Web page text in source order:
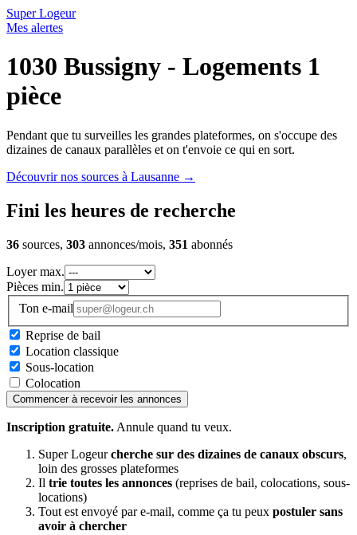
Super Logeur
Mes alertes
1030 Bussigny - Logements 1
pièce
Pendant que tu surveilles les grandes plateformes, on s'occupe des
dizaines de canaux parallèles et on t'envoie ce qui en sort.
Découvrir nos sources à Lausanne →
Fini les heures de recherche
36 sources, 303 annonces/mois, 351 abonnés
Loyer max.
Pièces min.
Ton e-mail
Reprise de bail
Location classique
Sous-location
Colocation
Commencer à recevoir les annonces
Inscription gratuite. Annule quand tu veux.
Super Logeurcherche sur des dizaines de canaux obscurs,
loin des grosses plateformes
Il trie toutes les annonces (reprises de bail, colocations, sous-
locations)
Tout est envoyé par e-mail, comme ça tu peux postuler sans
avoir à chercher